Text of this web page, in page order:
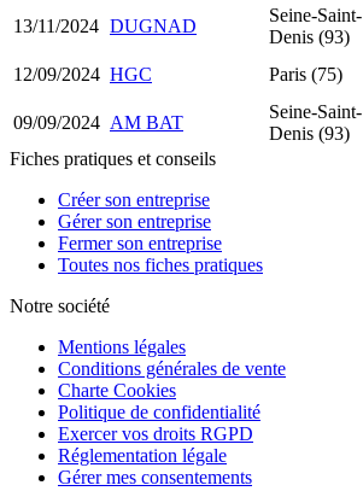
13/11/2024 DUGNAD
Seine-Saint-
Denis (93)
12/09/2024 HGC Paris (75)
09/09/2024 AM BAT
Seine-Saint-
Denis (93)
Fiches pratiques et conseils
Créer son entreprise
Gérer son entreprise
Fermer son entreprise
Toutes nos fiches pratiques
Notre société
Mentions légales
Conditions générales de vente
Charte Cookies
Politique de confidentialité
Exercer vos droits RGPD
Réglementation légale
Gérer mes consentements